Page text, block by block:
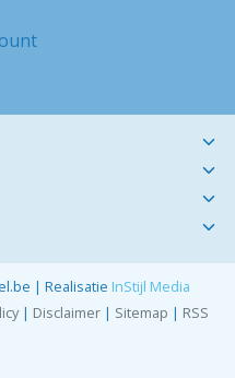
| Realisatie InStijl Media
| Disclaimer | Sitemap | RSS